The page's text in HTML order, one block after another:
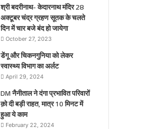
श्री बदरीनाथ- केदारनाथ मंदिर 28
अक्टूबर चंद्र ग्रहण सूतक के चलते
दिन में चार बजे बंद हो जायेगा
October 27, 2023
डेंगू और चिकनगुनिया को लेकर
स्वास्थ्य विभाग का अर्लट
April 29, 2024
DM नैनीताल ने दंगा प्रभावित परिवारों
क़ो दी बड़ी राहत, मात्र 10 मिनट में
हुआ ये काम
February 22, 2024